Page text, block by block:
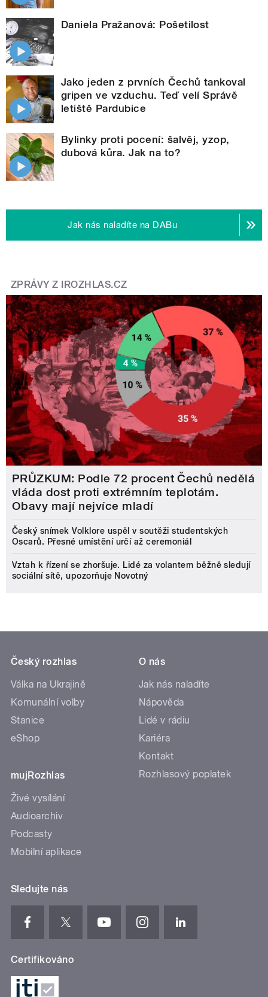
Daniela Pražanová: Pošetilost
Jako jeden z prvních Čechů tankoval
gripen ve vzduchu. Teď velí Správě
letiště Pardubice
Bylinky proti pocení: šalvěj, yzop,
dubová kůra. Jak na to?
Jak nás naladíte na DABu
ZPRÁVY Z IROZHLAS.CZ
PRŮZKUM: Podle 72 procent Čechů nedělá
vláda dost proti extrémním teplotám.
Obavy mají nejvíce mladí
Český snímek Volklore uspěl v soutěži studentských
Oscarů. Přesné umístění určí až ceremoniál
Vztah k řízení se zhoršuje. Lidé za volantem běžně sledují
sociální sítě, upozorňuje Novotný
Český rozhlas
Válka na Ukrajině
Komunální volby
Stanice
eShop
mujRozhlas
Živé vysílání
Audioarchiv
Podcasty
Mobilní aplikace
O nás
Jak nás naladíte
Nápověda
Lidé v rádiu
Kariéra
Kontakt
Rozhlasový poplatek
Sledujte nás
Certifikováno